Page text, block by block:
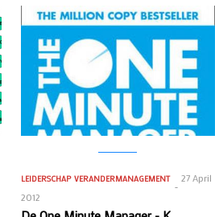
LEIDERSCHAP VERANDERMANAGEMENT
27 April
2012